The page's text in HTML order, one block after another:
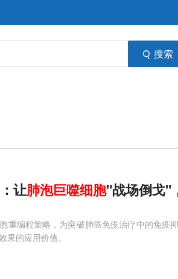
搜索
让肺泡巨噬细胞"战场倒戈"
重编程策略，为突破肺癌免疫治疗中的免疫
果的应用价值。